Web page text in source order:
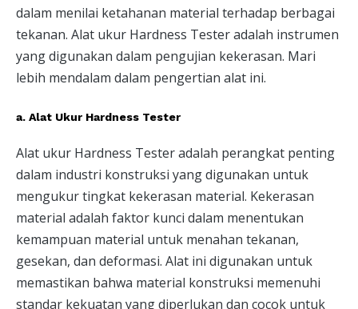
dalam menilai ketahanan material terhadap berbagai
tekanan. Alat ukur Hardness Tester adalah instrumen
yang digunakan dalam pengujian kekerasan. Mari
lebih mendalam dalam pengertian alat ini.
a. Alat Ukur Hardness Tester
Alat ukur Hardness Tester adalah perangkat penting
dalam industri konstruksi yang digunakan untuk
mengukur tingkat kekerasan material. Kekerasan
material adalah faktor kunci dalam menentukan
kemampuan material untuk menahan tekanan,
gesekan, dan deformasi. Alat ini digunakan untuk
memastikan bahwa material konstruksi memenuhi
standar kekuatan yang diperlukan dan cocok untuk